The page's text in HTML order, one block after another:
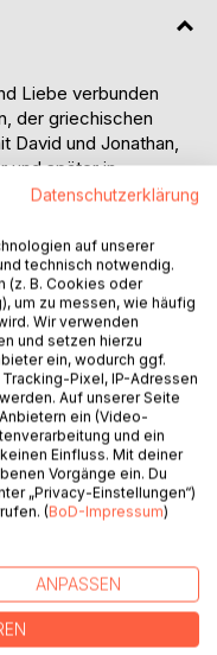
Liebe verbunden
der griechischen
David und Jonathan,
und später in
Mountain".
Michelangelo,
oder Isherwood -
Partner.
solcher Männerpaare
in ihrer meist
Paare" wie
und Verlaine, Joe
Bacon und
skizziert.
auf,
von
dient. Walt Whitman,
Annie Proulx u.a.
auch betroffen
die ihre Liebe mit
und manchmal
Datenschutzerklärung
auf unserer
technisch notwendig.
(z. B. Cookies oder
um zu messen, wie häufig
Wir verwenden
und setzen hierzu
ein, wodurch ggf.
Pixel, IP-Adressen
Auf unserer Seite
ein (Video-
und ein
Einfluss. Mit deiner
Vorgänge ein. Du
„Privacy-Einstellungen“)
(BoD-Impressum)
ANPASSEN